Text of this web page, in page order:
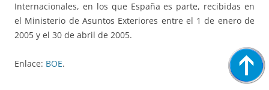
Internacionales, en los que España es parte, recibidas en
el Ministerio de Asuntos Exteriores entre el 1 de enero de
2005 y el 30 de abril de 2005.
Enlace: BOE.